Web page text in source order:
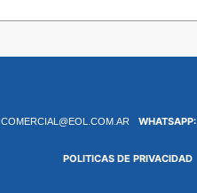
COMERCIAL@EOL.COM.AR WHATSAPP:
POLITICAS DE PRIVACIDAD